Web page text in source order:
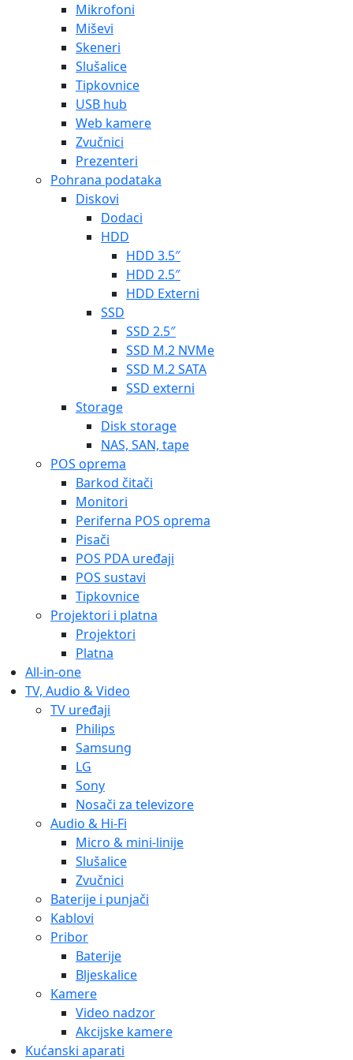
Mikrofoni
Miševi
Skeneri
Slušalice
Tipkovnice
USB hub
Web kamere
Zvučnici
Prezenteri
Pohrana podataka
Diskovi
Dodaci
HDD
HDD 3.5″
HDD 2.5″
HDD Externi
SSD
SSD 2.5″
SSD M.2 NVMe
SSD M.2 SATA
SSD externi
Storage
Disk storage
NAS, SAN, tape
POS oprema
Barkod čitači
Monitori
Periferna POS oprema
Pisači
POS PDA uređaji
POS sustavi
Tipkovnice
Projektori i platna
Projektori
Platna
All-in-one
TV, Audio & Video
TV uređaji
Philips
Samsung
LG
Sony
Nosači za televizore
Audio & Hi-Fi
Micro & mini-linije
Slušalice
Zvučnici
Baterije i punjači
Kablovi
Pribor
Baterije
Bljeskalice
Kamere
Video nadzor
Akcijske kamere
Kućanski aparati